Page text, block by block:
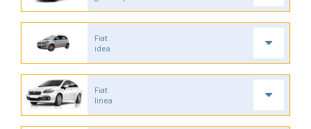
Fiat
idea
Fiat
linea